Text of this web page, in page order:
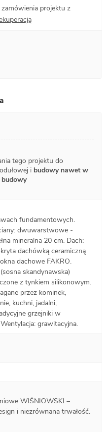
projektu z
tego projektu do
i budowy nawet w
budowy
fundamentowych.
dwuwarstwowe -
mineralna 20 cm. Dach:
dachówką ceramiczną
dachowe FAKRO.
skandynawska)
z tynkiem silikonowym.
przez kominek,
kuchni, jadalni,
grzejniki w
grawitacyjna.
WIŚNIOWSKI –
i niezrównana trwałość.